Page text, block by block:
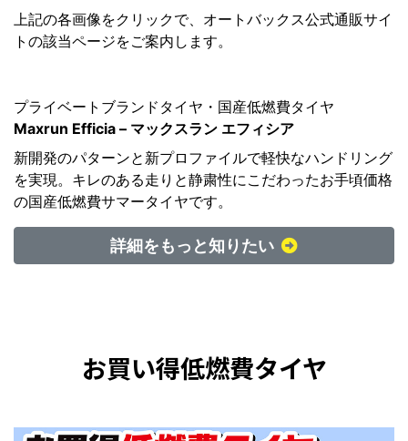
上記の各画像をクリックで、オートバックス公式通販サイ
トの該当ページをご案内します。
プライベートブランドタイヤ・国産低燃費タイヤ
Maxrun Efficia – マックスラン エフィシア
新開発のパターンと新プロファイルで軽快なハンドリング
を実現。キレのある走りと静粛性にこだわったお手頃価格
の国産低燃費サマータイヤです。
詳細をもっと知りたい
お買い得低燃費タイヤ